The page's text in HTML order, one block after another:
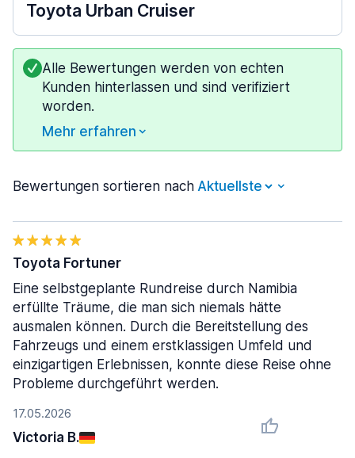
Toyota Urban Cruiser
Alle Bewertungen werden von echten
Kunden hinterlassen und sind verifiziert
worden.
Mehr erfahren
Bewertungen sortieren nach
17.05.2026
Victoria B.
Toyota Fortuner
Eine selbstgeplante Rundreise durch Namibia
erfüllte Träume, die man sich niemals hätte
ausmalen können. Durch die Bereitstellung des
Fahrzeugs und einem erstklassigen Umfeld und
einzigartigen Erlebnissen, konnte diese Reise ohne
Probleme durchgeführt werden.